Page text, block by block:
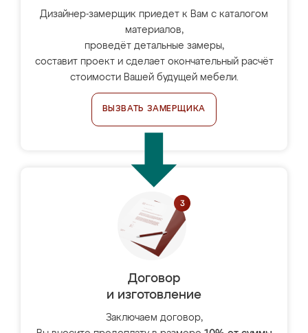
Дизайнер-замерщик приедет к Вам с каталогом
материалов,
проведёт детальные замеры,
составит проект и сделает окончательный расчёт
стоимости Вашей будущей мебели.
ВЫЗВАТЬ ЗАМЕРЩИКА
Договор
и изготовление
Заключаем договор,